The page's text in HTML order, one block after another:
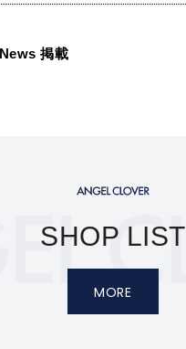
掲載
SHOP LIST
MORE